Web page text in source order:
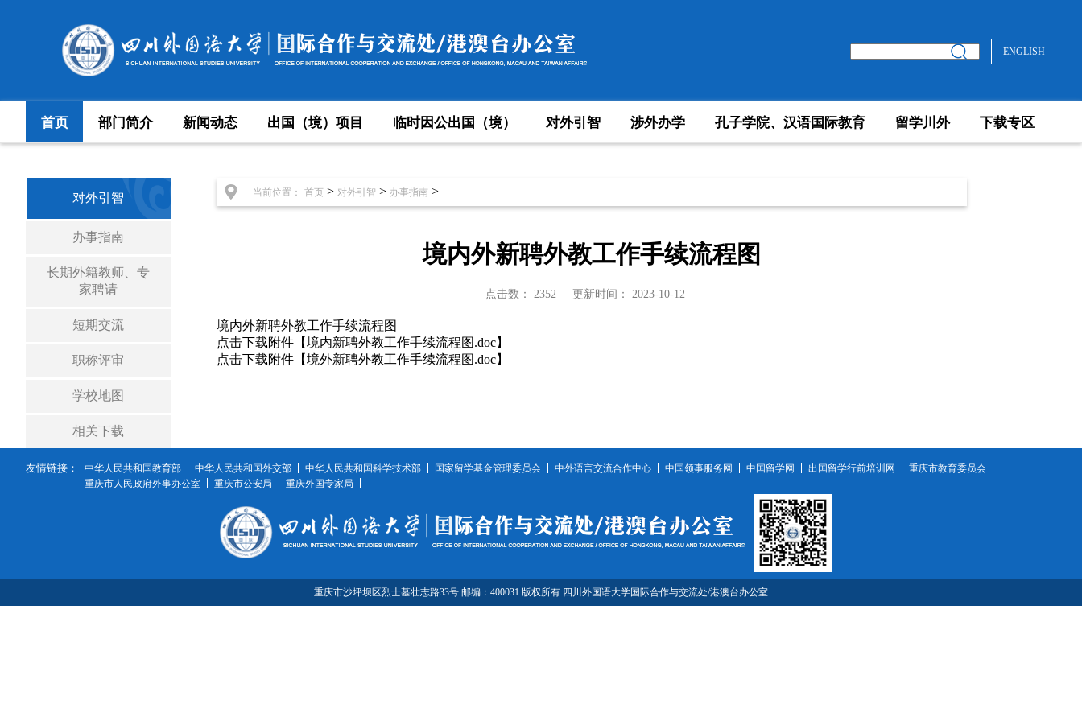
ENGLISH
首页 部门简介 新闻动态 出国（境）项目 临时因公出国（境） 对外引智 涉外办学 孔子学院、汉语国际教育 留学川外 下载专区
对外引智
办事指南
长期外籍教师、专
家聘请
短期交流
职称评审
学校地图
相关下载
当前位置： 首页 > 对外引智 > 办事指南 >
境内外新聘外教工作手续流程图
点击数： 2352 更新时间： 2023-10-12
境内外新聘外教工作手续流程图
点击下载附件【境内新聘外教工作手续流程图.doc】
点击下载附件【境外新聘外教工作手续流程图.doc】
友情链接： 中华人民共和国教育部 中华人民共和国外交部 中华人民共和国科学技术部 国家留学基金管理委员会 中外语言交流合作中心 中国领事服务网 中国留学网 出国留学行前培训网
重庆市教育委员会
重庆市人民政府外事办公室
重庆市公安局 重庆外国专家局
重庆市沙坪坝区烈士墓壮志路33号 邮编：400031 版权所有 四川外国语大学国际合作与交流处/港澳台办公室